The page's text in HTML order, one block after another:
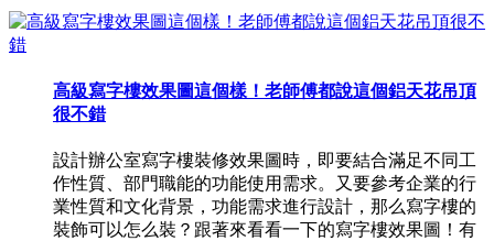
高級寫字樓效果圖這個樣！老師傅都說這個鋁天花吊頂
很不錯
設計辦公室寫字樓裝修效果圖時，即要結合滿足不同工
作性質、部門職能的功能使用需求。又要參考企業的行
業性質和文化背景，功能需求進行設計，那么寫字樓的
裝飾可以怎么裝？跟著來看看一下的寫字樓效果圖！有